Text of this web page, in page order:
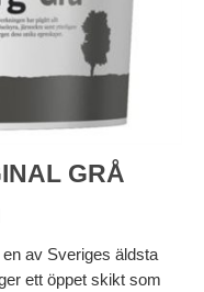
GRÅ
av Sveriges äldsta
ett öppet skikt som